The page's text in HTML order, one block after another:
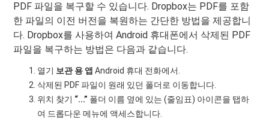
PDF 파일을 복구할 수 있습니다. Dropbox는 PDF를 포함
한 파일의 이전 버전을 복원하는 간단한 방법을 제공합니
다. Dropbox를 사용하여 Android 휴대폰에서 삭제된 PDF
파일을 복구하는 방법은 다음과 같습니다.
열기 보관 용 앱 Android 휴대 전화에서.
삭제된 PDF 파일이 원래 있던 폴더로 이동합니다.
위치 찾기 “...” 폴더 이름 옆에 있는 (줄임표) 아이콘을 탭하
여 드롭다운 메뉴에 액세스합니다.